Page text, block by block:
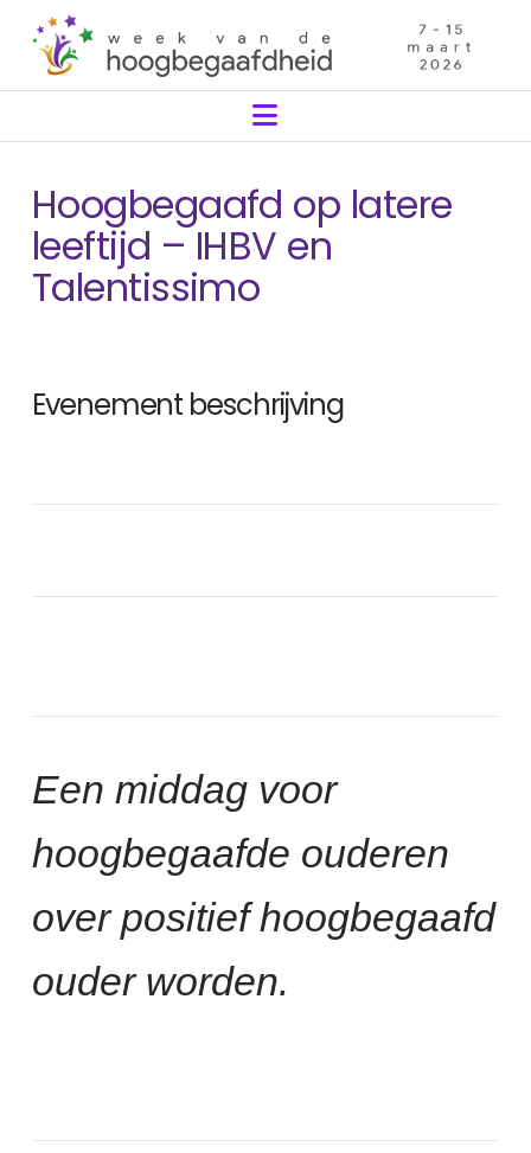
Navigation
Hoogbegaafd op latere
leeftijd – IHBV en
Talentissimo
Evenement beschrijving
Een middag voor
hoogbegaafde ouderen
over positief hoogbegaafd
ouder worden.